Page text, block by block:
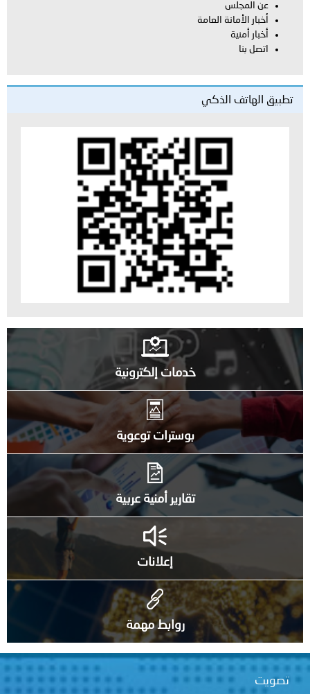
عن المجلس
أخبار الأمانة العامة
أخبار أمنية
اتصل بنا
الهاتف الذكي
خدمات إلكترونية
بوسترات توعوية
تقارير أمنية عربية
إعلانات
روابط مهمة